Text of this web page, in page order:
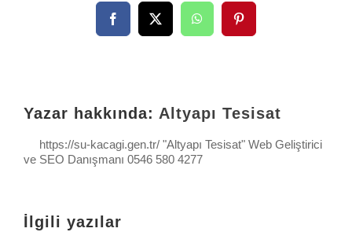
Facebook
X WhatsAppPinterest
Yazar hakkında: Altyapı Tesisat
https://su-kacagi.gen.tr/ "Altyapı Tesisat" Web Geliştirici
ve SEO Danışmanı 0546 580 4277
İlgili yazılar